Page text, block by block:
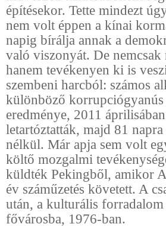
építésekor. Tette mindezt
nem volt éppen a kínai
napig bírálja annak a
való viszonyát. De nemcsak
hanem tevékenyen ki is
szembeni harcból: számos
különböző
eredménye, 2011
letartóztatták, majd 81
nélkül. Már apja sem volt
költő mozgalmi
küldték Pekingből, amikor
év száműzetés követett. A
után, a kulturális forradalom
fővárosba, 1976-ban.